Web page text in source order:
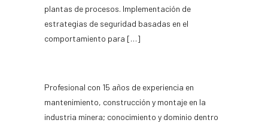
plantas de procesos. Implementación de
estrategias de seguridad basadas en el
comportamiento para […]
Profesional con 15 años de experiencia en
mantenimiento, construcción y montaje en la
industria minera; conocimiento y dominio dentro